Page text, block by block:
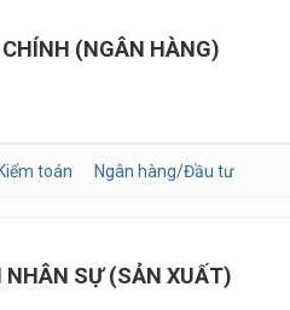
(NGÂN HÀNG)
toán Ngân hàng/Đầu tư
NHÂN SỰ (SẢN XUẤT)